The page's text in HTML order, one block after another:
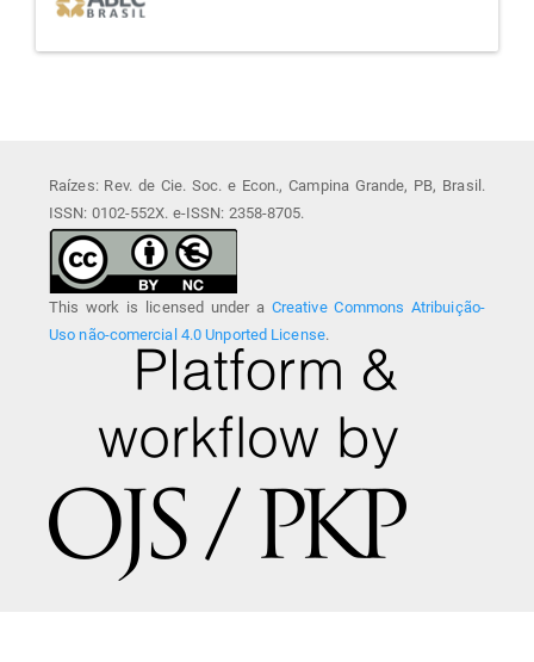
Raízes: Rev. de Cie. Soc. e Econ., Campina Grande, PB, Brasil.
ISSN: 0102-552X. e-ISSN: 2358-8705.
This work is licensed under a Creative Commons Atribuição-
Uso não-comercial 4.0 Unported License.